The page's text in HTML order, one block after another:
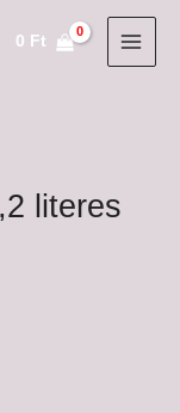
0 Ft
literes